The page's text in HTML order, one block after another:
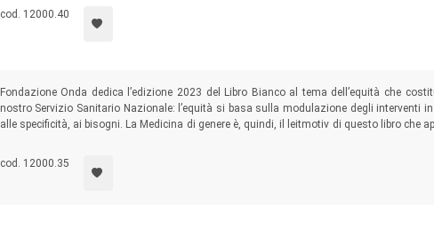
rivoluzione tecnologica in atto.
cod. 12000.40
Fondazione Onda dedica l’edizione 2023 del Libro Bianco al tema dell’equità che
nostro Servizio Sanitario Nazionale: l’equità si basa sulla modulazione degli interventi
alle specificità, ai bisogni. La Medicina di genere è, quindi, il leitmotiv di questo libro che
approccio sesso e genere-specifico a garanzia di interventi appropriati ed equi nelle
cod. 12000.35